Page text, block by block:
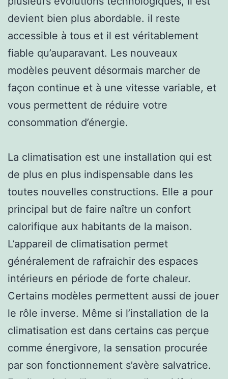
devient bien plus abordable. il reste
accessible à tous et il est véritablement
fiable qu’auparavant. Les nouveaux
modèles peuvent désormais marcher de
façon continue et à une vitesse variable, et
vous permettent de réduire votre
consommation d’énergie.
La climatisation est une installation qui est
de plus en plus indispensable dans les
toutes nouvelles constructions. Elle a pour
principal but de faire naître un confort
calorifique aux habitants de la maison.
L’appareil de climatisation permet
généralement de rafraichir des espaces
intérieurs en période de forte chaleur.
Certains modèles permettent aussi de jouer
le rôle inverse. Même si l’installation de la
climatisation est dans certains cas perçue
comme énergivore, la sensation procurée
par son fonctionnement s’avère salvatrice.